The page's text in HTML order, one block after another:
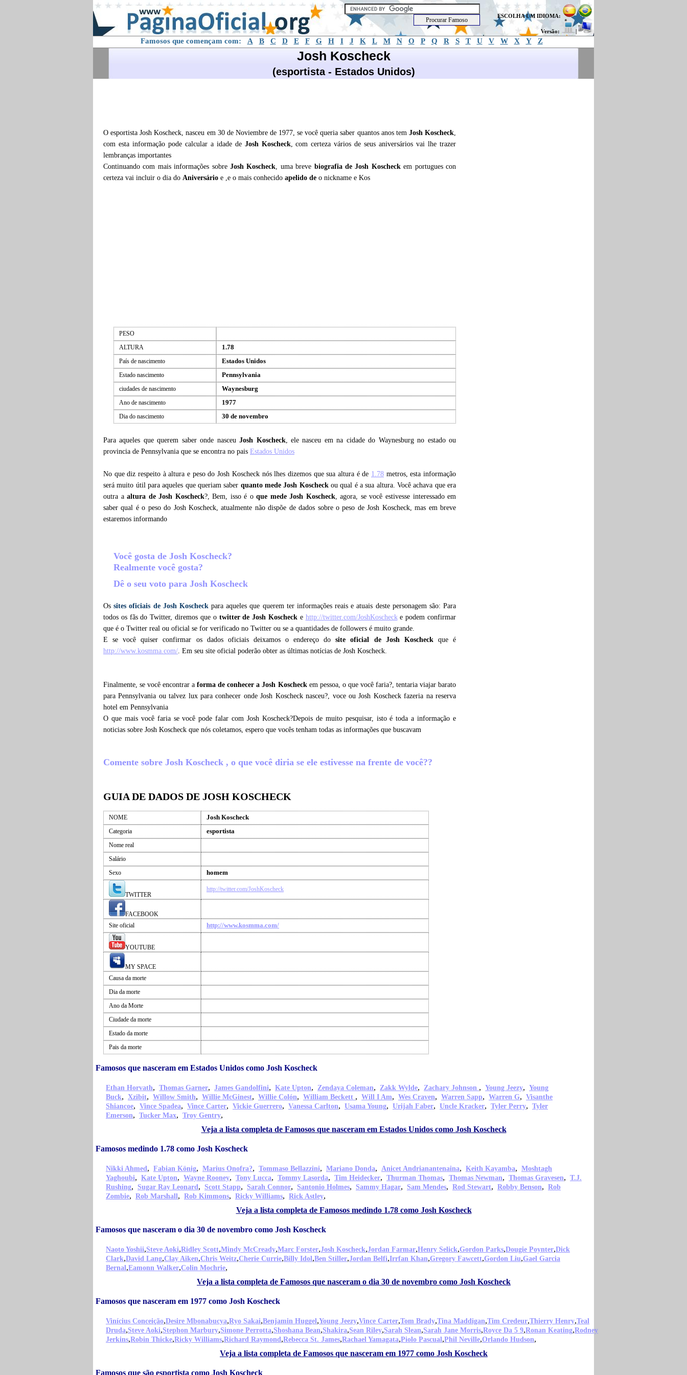
ESCOLHA UM IDIOMA:
Versão: |
Famosos que començam com: A B C D E F G H I J K L M N O P Q R S T U V W X Y Z
Josh Koscheck
(esportista - Estados Unidos)
O esportista Josh Koscheck, nasceu em 30 de Noviembre de 1977, se você queria saber quantos anos tem Josh Koscheck,
com esta informação pode calcular a idade de Josh Koscheck, com certeza vários de seus aniversários vai lhe trazer
lembranças importantes
Continuando com mais informações sobre Josh Koscheck, uma breve biografia deJosh Koscheckem portugues con
certeza vai incluir o dia do Aniversário e ,e o mais conhecido apelido de o nickname e Kos
PESO
ALTURA
1.78
País de nascimento Estados Unidos
Estado nascimento Pennsylvania
ciudades de nascimento Waynesburg
Ano de nascimento 1977
Dia do nascimento 30 de novembro
Para aqueles que querem saber onde nasceuJosh Koscheck, ele nasceu em na cidade do Waynesburg no estado ou
provincia de Pennsylvania que se encontra no pais Estados Unidos
No que diz respeito à altura e peso do Josh Koscheck nós lhes dizemos que sua altura é de 1.78metros, esta informação
será muito útil para aqueles que queriam saber quanto mede Josh Koscheckou qual é a sua altura. Você achava que era
outra aaltura de Josh Koscheck?, Bem, isso é oque mede Josh Koscheck, agora, se você estivesse interessado em
saber qual é o peso do Josh Koscheck, atualmente não dispõe de dados sobre o peso de Josh Koscheck, mas em breve
estaremos informando
Você gosta de Josh Koscheck?
Realmente você gosta?
Dê o seu voto para Josh Koscheck
Ossites oficiais de Josh Koscheckpara aqueles que querem ter informações reais e atuais deste personagem são: Para
todos os fãs do Twitter, diremos que o twitter de Josh Koschecke http://twitter.com/JoshKoschecke podem confirmar
que é o Twitter real ou oficial se for verificado no Twitter ou se a quantidades de followers é muito grande.
E se você quiser confirmar os dados oficiais deixamos o endereço dosite oficial de Josh Koscheckque é
http://www.kosmma.com/. Em seu site oficial poderão obter as últimas notícias de Josh Koscheck.
Finalmente, se você encontrar aforma de conhecer a Josh Koscheckem pessoa, o que você faria?, tentaria viajar barato
para Pennsylvania ou talvez lux para conhecer onde Josh Koscheck nasceu?, voce ou Josh Koscheck fazeria na reserva
hotel em Pennsylvania
O que mais você faria se você pode falar com Josh Koscheck?Depois de muito pesquisar, isto é toda a informação e
noticias sobre Josh Koscheck que nós coletamos, espero que vocês tenham todas as informações que buscavam
Comente sobre Josh Koscheck , o que você diria se ele estivesse na frente de você??
GUIA DE DADOS DE JOSH KOSCHECK
NOME Josh Koscheck
Categoria esportista
Nome real
Salário
Sexo
homem
TWITTER
http://twitter.com/JoshKoscheck
FACEBOOK
Site oficial
http://www.kosmma.com/
YOUTUBE
MY SPACE
Causa da morte
Dia da morte
Ano da Morte
Ciudade da morte
Estado da morte
Pais da morte
Famosos que nasceram em Estados Unidos como Josh Koscheck
Ethan Horvath, Thomas Garner, James Gandolfini, Kate Upton, Zendaya Coleman, Zakk Wylde, Zachary Johnson , Young Jeezy, Young
Buck, Xzibit, Willow Smith, Willie McGinest, Willie Colón, William Beckett , Will I Am, Wes Craven, Warren Sapp, Warren G, Visanthe
Shiancoe, Vince Spadea, Vince Carter, Vickie Guerrero, Vanessa Carlton, Usama Young, Urijah Faber, Uncle Kracker, Tyler Perry, Tyler
Emerson, Tucker Max, Troy Gentry,
Veja a lista completa de Famosos que nasceram em Estados Unidos como Josh Koscheck
Famosos medindo 1.78 como Josh Koscheck
Nikki Ahmed, Fabian König, Marius Onofra?, Tommaso Bellazzini, Mariano Donda, Anicet Andrianantenaina, Keith Kayamba, Moshtagh
Yaghoubi, Kate Upton, Wayne Rooney, Tony Lucca, Tommy Lasorda, Tim Heidecker, Thurman Thomas, Thomas Newman, Thomas Gravesen, T.J.
Rushing, Sugar Ray Leonard, Scott Stapp, Sarah Connor, Santonio Holmes, Sammy Hagar, Sam Mendes, Rod Stewart, Robby Benson, Rob
Zombie, Rob Marshall, Rob Kimmons, Ricky Williams, Rick Astley,
Veja a lista completa de Famosos medindo 1.78 como Josh Koscheck
Famosos que nasceram o dia 30 de novembro como Josh Koscheck
Naoto Yoshii,Steve Aoki,Ridley Scott,Mindy McCready,Marc Forster,Josh Koscheck,Jordan Farmar,Henry Selick,Gordon Parks,Dougie Poynter,Dick
Clark,David Lang,Clay Aiken,Chris Weitz,Cherie Currie,Billy Idol,Ben Stiller,Jordan Belfi,Irrfan Khan,Gregory Fawcett,Gordon Liu,Gael Garcia
Bernal,Eamonn Walker,Colin Mochrie,
Veja a lista completa de Famosos que nasceram o dia 30 de novembro como Josh Koscheck
Famosos que nasceram em 1977 como Josh Koscheck
Vinícius Conceição,Desire Mbonabucya,Ryo Sakai,Benjamin Huggel,Young Jeezy,Vince Carter,Tom Brady,Tina Maddigan,Tim Credeur,Thierry Henry,Teal
Druda,Steve Aoki,Stephon Marbury,Simone Perrotta,Shoshana Bean,Shakira,Sean Riley,Sarah Slean,Sarah Jane Morris,Royce Da 5 9,Ronan Keating,Rodney
Jerkins,Robin Thicke,Ricky Williams,Richard Raymond,Rebecca St. James,Rachael Yamagata,Piolo Pascual,Phil Neville,Orlando Hudson,
Veja a lista completa de Famosos que nasceram em 1977 como Josh Koscheck
Famosos que são esportista como Josh Koscheck